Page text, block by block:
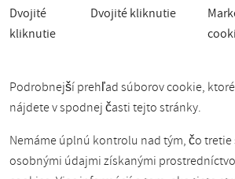
Dvojité
kliknutie
Dvojité kliknutie
Podrobnejší prehľad súborov cookie,
nájdete v spodnej časti tejto stránky.
Nemáme úplnú kontrolu nad tým, čo tretie
osobnými údajmi získanými